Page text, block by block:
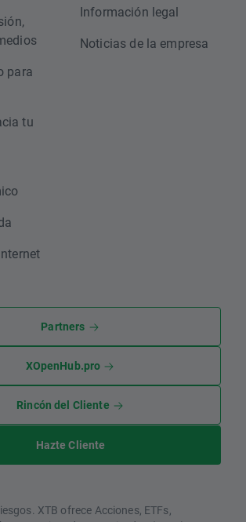
para
tu
Información legal
Noticias de la empresa
Partners
XOpenHub.pro
Rincón del Cliente
Hazte Cliente
XTB ofrece Acciones, ETFs,